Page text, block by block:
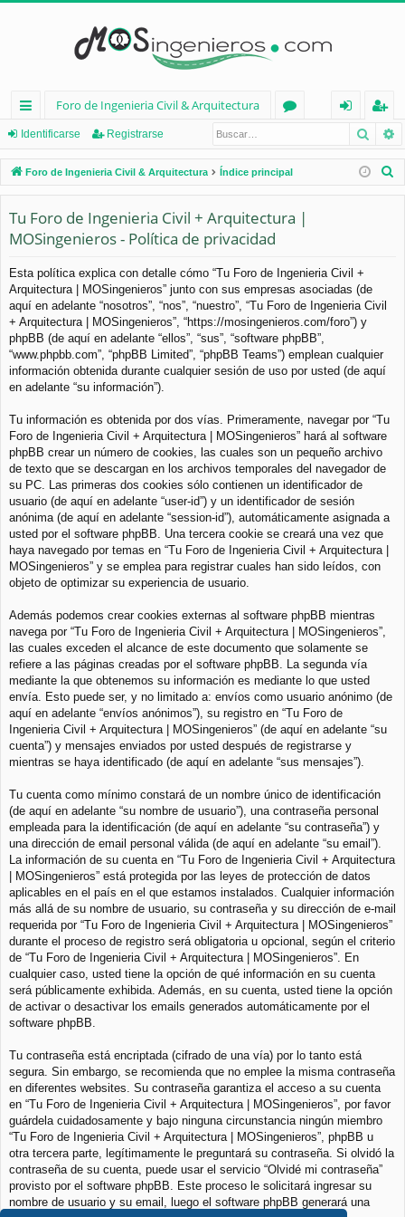
nl
ac
es
rá
pi
d
os
Foro de Ingenieria Civil & Arquitectura
os
nt
ifi
e
eg
ist
ra
Identificarse Registrarse
Foro de Ingenieria Civil & Arquitectura Índice principal
Tu Foro de Ingenieria Civil + Arquitectura |
MOSingenieros - Política de privacidad
Esta política explica con detalle cómo “Tu Foro de Ingenieria Civil +
Arquitectura | MOSingenieros” junto con sus empresas asociadas (de
aquí en adelante “nosotros”, “nos”, “nuestro”, “Tu Foro de Ingenieria Civil
+ Arquitectura | MOSingenieros”, “https://mosingenieros.com/foro”) y
phpBB (de aquí en adelante “ellos”, “sus”, “software phpBB”,
“www.phpbb.com”, “phpBB Limited”, “phpBB Teams”) emplean cualquier
información obtenida durante cualquier sesión de uso por usted (de aquí
en adelante “su información”).
Tu información es obtenida por dos vías. Primeramente, navegar por “Tu
Foro de Ingenieria Civil + Arquitectura | MOSingenieros” hará al software
phpBB crear un número de cookies, las cuales son un pequeño archivo
de texto que se descargan en los archivos temporales del navegador de
su PC. Las primeras dos cookies sólo contienen un identificador de
usuario (de aquí en adelante “user-id”) y un identificador de sesión
anónima (de aquí en adelante “session-id”), automáticamente asignada a
usted por el software phpBB. Una tercera cookie se creará una vez que
haya navegado por temas en “Tu Foro de Ingenieria Civil + Arquitectura |
MOSingenieros” y se emplea para registrar cuales han sido leídos, con
objeto de optimizar su experiencia de usuario.
Además podemos crear cookies externas al software phpBB mientras
navega por “Tu Foro de Ingenieria Civil + Arquitectura | MOSingenieros”,
las cuales exceden el alcance de este documento que solamente se
refiere a las páginas creadas por el software phpBB. La segunda vía
mediante la que obtenemos su información es mediante lo que usted
envía. Esto puede ser, y no limitado a: envíos como usuario anónimo (de
aquí en adelante “envíos anónimos”), su registro en “Tu Foro de
Ingenieria Civil + Arquitectura | MOSingenieros” (de aquí en adelante “su
cuenta”) y mensajes enviados por usted después de registrarse y
mientras se haya identificado (de aquí en adelante “sus mensajes”).
Tu cuenta como mínimo constará de un nombre único de identificación
(de aquí en adelante “su nombre de usuario”), una contraseña personal
empleada para la identificación (de aquí en adelante “su contraseña”) y
una dirección de email personal válida (de aquí en adelante “su email”).
La información de su cuenta en “Tu Foro de Ingenieria Civil + Arquitectura
| MOSingenieros” está protegida por las leyes de protección de datos
aplicables en el país en el que estamos instalados. Cualquier información
más allá de su nombre de usuario, su contraseña y su dirección de e-mail
requerida por “Tu Foro de Ingenieria Civil + Arquitectura | MOSingenieros”
durante el proceso de registro será obligatoria u opcional, según el criterio
de “Tu Foro de Ingenieria Civil + Arquitectura | MOSingenieros”. En
cualquier caso, usted tiene la opción de qué información en su cuenta
será públicamente exhibida. Además, en su cuenta, usted tiene la opción
de activar o desactivar los emails generados automáticamente por el
software phpBB.
Tu contraseña está encriptada (cifrado de una vía) por lo tanto está
segura. Sin embargo, se recomienda que no emplee la misma contraseña
en diferentes websites. Su contraseña garantiza el acceso a su cuenta
en “Tu Foro de Ingenieria Civil + Arquitectura | MOSingenieros”, por favor
guárdela cuidadosamente y bajo ninguna circunstancia ningún miembro
“Tu Foro de Ingenieria Civil + Arquitectura | MOSingenieros”, phpBB u
otra tercera parte, legítimamente le preguntará su contraseña. Si olvidó la
contraseña de su cuenta, puede usar el servicio “Olvidé mi contraseña”
provisto por el software phpBB. Este proceso le solicitará ingresar su
nombre de usuario y su email, luego el software phpBB generará una